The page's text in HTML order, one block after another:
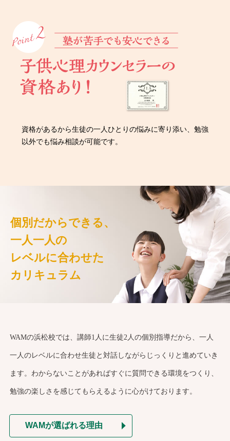
資格があるから生徒の一人ひとりの悩みに寄り添い、勉強
以外でも悩み相談が可能です。
個別だからできる、
一人一人の
レベルに合わせた
カリキュラム
WAMの浜松校では、講師1人に生徒2人の個別指導だから、一人
一人のレベルに合わせ生徒と対話しながらじっくりと進めていき
ます。わからないことがあればすぐに質問できる環境をつくり、
勉強の楽しさを感じてもらえるように心がけております。
WAMが選ばれる理由